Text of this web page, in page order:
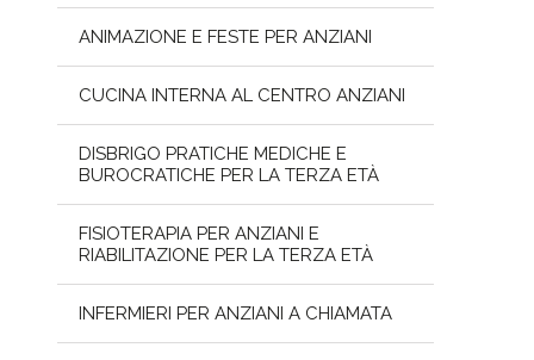
ANIMAZIONE E FESTE PER ANZIANI
CUCINA INTERNA AL CENTRO ANZIANI
DISBRIGO PRATICHE MEDICHE E
BUROCRATICHE PER LA TERZA ETÀ
FISIOTERAPIA PER ANZIANI E
RIABILITAZIONE PER LA TERZA ETÀ
INFERMIERI PER ANZIANI A CHIAMATA